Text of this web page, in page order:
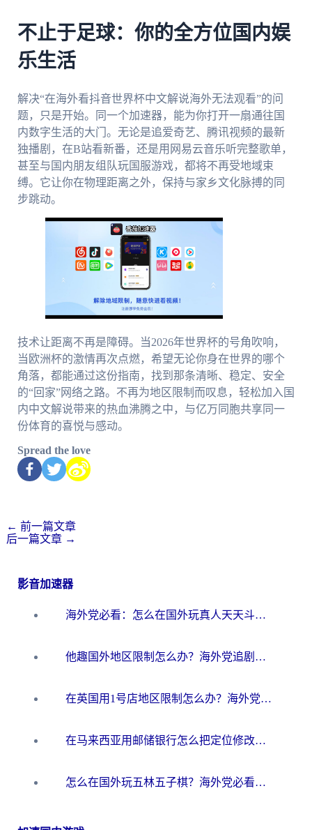
不止于足球：你的全方位国内娱
乐生活
解决“在海外看抖音世界杯中文解说海外无法观看”的问
题，只是开始。同一个加速器，能为你打开一扇通往国
内数字生活的大门。无论是追爱奇艺、腾讯视频的最新
独播剧，在B站看新番，还是用网易云音乐听完整歌单，
甚至与国内朋友组队玩国服游戏，都将不再受地域束
缚。它让你在物理距离之外，保持与家乡文化脉搏的同
步跳动。
技术让距离不再是障碍。当2026年世界杯的号角吹响，
当欧洲杯的激情再次点燃，希望无论你身在世界的哪个
角落，都能通过这份指南，找到那条清晰、稳定、安全
的“回家”网络之路。不再为地区限制而叹息，轻松加入国
内中文解说带来的热血沸腾之中，与亿万同胞共享同一
份体育的喜悦与感动。
Spread the love
← 前一篇文章
后一篇文章 →
影音加速器
海外党必看：怎么在国外玩真人天天斗地主？附证券开户、音乐定位修改全攻略
他趣国外地区限制怎么办？海外党追剧听歌看直播的一站式解决方案
在英国用1号店地区限制怎么办？海外党必看的回国加速全攻略
在马来西亚用邮储银行怎么把定位修改到中国国内？3个海外生活痛点一次解决
怎么在国外玩五林五子棋？海外党必看的回国加速全攻略（附优酷荔枝FM解决方法）